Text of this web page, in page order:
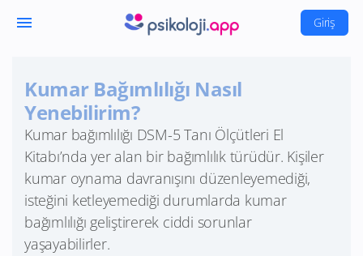
menu Giriş
Kumar Bağımlılığı Nasıl
Yenebilirim?
Kumar bağımlılığı DSM-5 Tanı Ölçütleri El
Kitabı’nda yer alan bir bağımlılık türüdür. Kişiler
kumar oynama davranışını düzenleyemediği,
isteğini ketleyemediği durumlarda kumar
bağımlılığı geliştirerek ciddi sorunlar
yaşayabilirler.